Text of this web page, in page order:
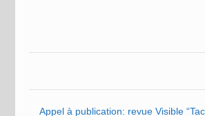
Appel à publication: revue Visible